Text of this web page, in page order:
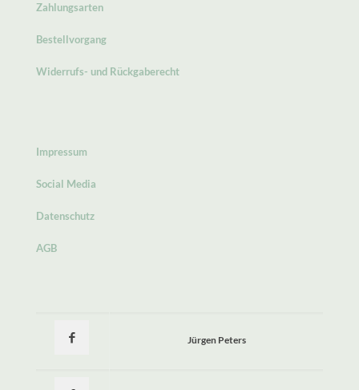
Zahlungsarten
Bestellvorgang
Widerrufs- und Rückgaberecht
Impressum
Social Media
Datenschutz
AGB
Jürgen Peters